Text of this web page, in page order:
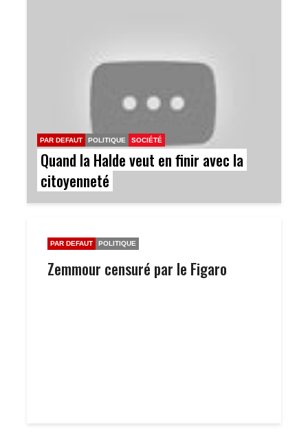
PAR DEFAUT POLITIQUE SOCIÉTÉ
Quand la Halde veut en finir avec la
citoyenneté
PAR DEFAUT POLITIQUE
Zemmour censuré par le Figaro